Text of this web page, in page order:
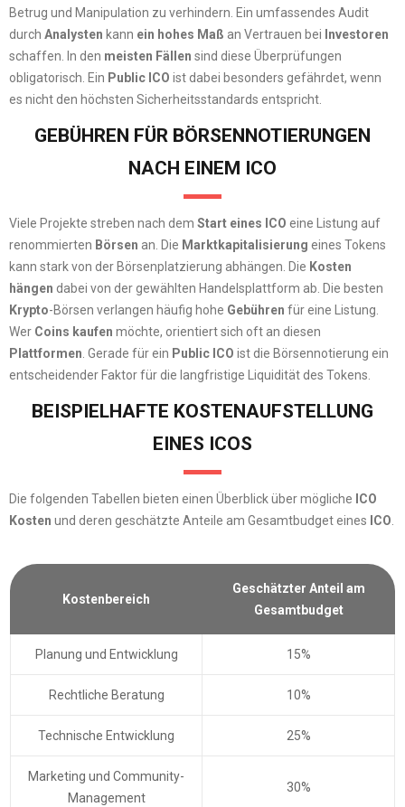
Betrug und Manipulation zu verhindern. Ein umfassendes Audit
durch Analysten kann ein hohes Maß an Vertrauen bei Investoren
schaffen. In den meisten Fällen sind diese Überprüfungen
obligatorisch. Ein Public ICO ist dabei besonders gefährdet, wenn
es nicht den höchsten Sicherheitsstandards entspricht.
GEBÜHREN FÜR BÖRSENNOTIERUNGEN
NACH EINEM ICO
Viele Projekte streben nach dem Start eines ICO eine Listung auf
renommierten Börsen an. Die Marktkapitalisierung eines Tokens
kann stark von der Börsenplatzierung abhängen. Die Kosten
hängen dabei von der gewählten Handelsplattform ab. Die besten
Krypto-Börsen verlangen häufig hohe Gebühren für eine Listung.
Wer Coins kaufen möchte, orientiert sich oft an diesen
Plattformen. Gerade für ein Public ICO ist die Börsennotierung ein
entscheidender Faktor für die langfristige Liquidität des Tokens.
BEISPIELHAFTE KOSTENAUFSTELLUNG
EINES ICOS
Die folgenden Tabellen bieten einen Überblick über mögliche ICO
Kosten und deren geschätzte Anteile am Gesamtbudget eines ICO.
Kostenbereich
Geschätzter Anteil am
Gesamtbudget
Planung und Entwicklung 15%
Rechtliche Beratung 10%
Technische Entwicklung 25%
Marketing und Community-
Management
30%